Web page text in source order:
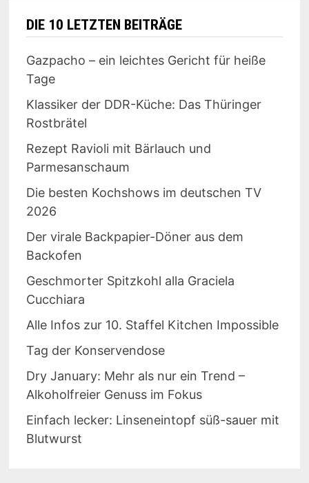
DIE 10 LETZTEN BEITRÄGE
Gazpacho – ein leichtes Gericht für heiße
Tage
Klassiker der DDR-Küche: Das Thüringer
Rostbrätel
Rezept Ravioli mit Bärlauch und
Parmesanschaum
Die besten Kochshows im deutschen TV
2026
Der virale Backpapier-Döner aus dem
Backofen
Geschmorter Spitzkohl alla Graciela
Cucchiara
Alle Infos zur 10. Staffel Kitchen Impossible
Tag der Konservendose
Dry January: Mehr als nur ein Trend –
Alkoholfreier Genuss im Fokus
Einfach lecker: Linseneintopf süß-sauer mit
Blutwurst